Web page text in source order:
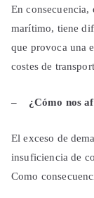
En consecuencia,
marítimo, tiene
que provoca una
costes de
– ¿Cómo nos
El exceso de
insuficiencia de
Como